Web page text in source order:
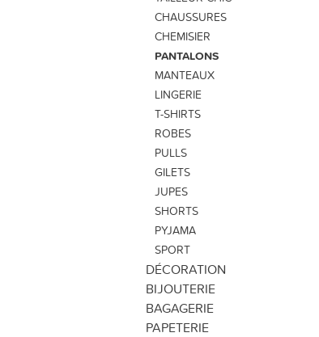
CHAUSSURES
CHEMISIER
PANTALONS
MANTEAUX
LINGERIE
T-SHIRTS
ROBES
PULLS
GILETS
JUPES
SHORTS
PYJAMA
SPORT
DÉCORATION
BIJOUTERIE
BAGAGERIE
PAPETERIE